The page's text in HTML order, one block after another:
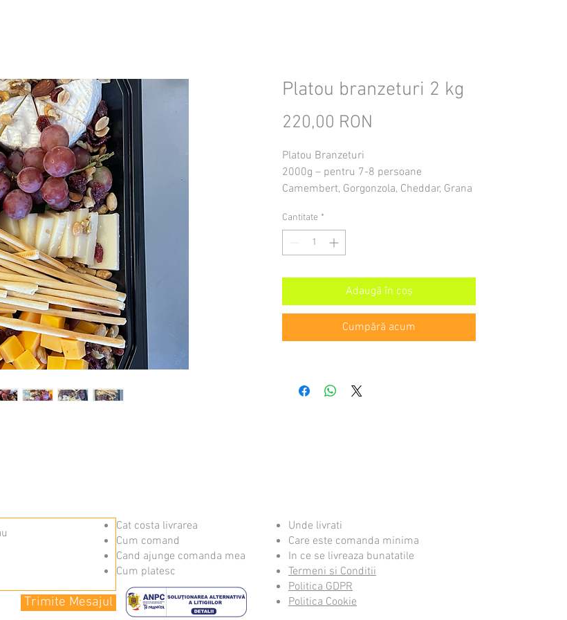
Platou branzeturi 2 kg
220,00 RON
Platou Branzeturi
2000g – pentru 7-8 persoane
Camembert, Gorgonzola, Cheddar, Grana
stafide, grisine cu rozmarin
Cantitate *
Adaugă în coș
Cumpără acum
Trimite Mesajul
Cat costa livrarea
Cum comand
Cand ajunge comanda mea
Cum platesc
Unde livrati
Care este comanda minima
In ce se livreaza bunatatile
Termeni si Conditii
Politica GDPR
Politica Cookie